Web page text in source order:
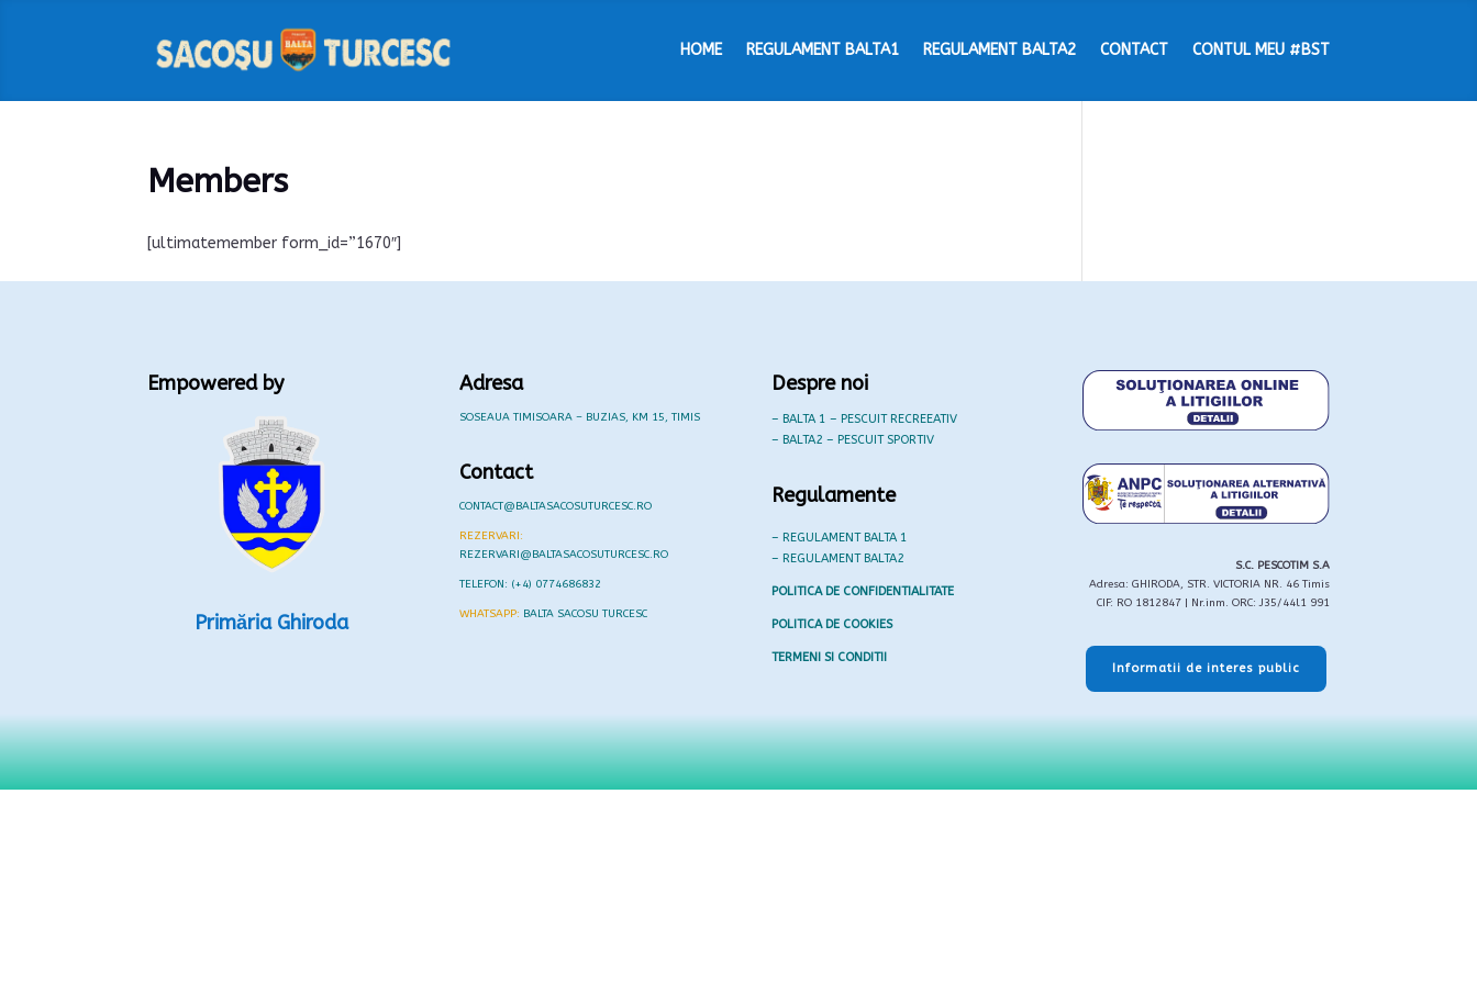
HOME REGULAMENT BALTA1 REGULAMENT BALTA2 CONTACT CONTUL MEU #BST
Members
[ultimatemember form_id=”1670″]
Empowered by
Primăria Ghiroda
Adresa
SOSEAUA TIMISOARA – BUZIAS, KM 15, TIMIS
Contact
CONTACT@BALTASACOSUTURCESC.RO
REZERVARI:
REZERVARI@BALTASACOSUTURCESC.RO
TELEFON: (+4) 0774686832
WHATSAPP: BALTA SACOSU TURCESC
Despre noi
– BALTA 1 – PESCUIT RECREEATIV
– BALTA2 – PESCUIT SPORTIV
Regulamente
– REGULAMENT BALTA 1
– REGULAMENT BALTA2
POLITICA DE CONFIDENTIALITATE
POLITICA DE COOKIES
TERMENI SI CONDITII
S.C. PESCOTIM S.A
Adresa: GHIRODA, STR. VICTORIA NR. 46 Timis
CIF: RO 1812847 | Nr.inm. ORC: J35/44l1 991
Informatii de interes public